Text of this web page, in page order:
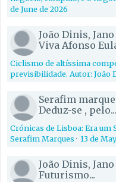
de June de 2026
João Dinis, Jano
Viva Afonso
Ciclismo de altíssima
previsibilidade. Autor: João
Serafim
Deduz-se , pelo...
Crónicas de Lisboa: Era
Serafim Marques·13 de
João Dinis, Jano
Futurismo...